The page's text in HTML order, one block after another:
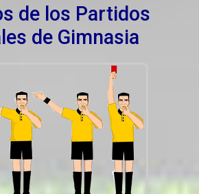
de los Partidos
de Gimnasia